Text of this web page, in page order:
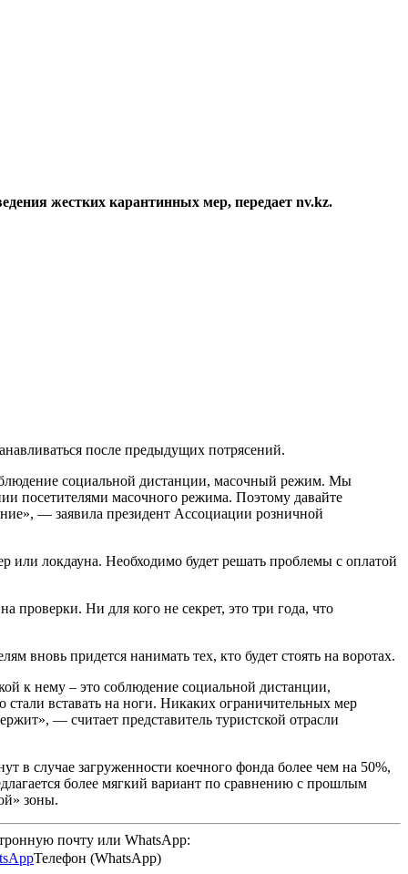
жестких карантинных мер, передает nv.kz.
после предыдущих потрясений.
социальной дистанции, масочный режим. Мы
посетителями масочного режима. Поэтому давайте
— заявила президент Ассоциации розничной
или локдауна. Необходимо будет решать проблемы с оплатой
проверки. Ни для кого не секрет, это три года, что
вновь придется нанимать тех, кто будет стоять на воротах.
к нему – это соблюдение социальной дистанции,
вставать на ноги. Никаких ограничительных мер
— считает представитель туристской отрасли
в случае загруженности коечного фонда более чем на 50%,
более мягкий вариант по сравнению с прошлым
зоны.
почту или WhatsApp:
Телефон (WhatsApp)